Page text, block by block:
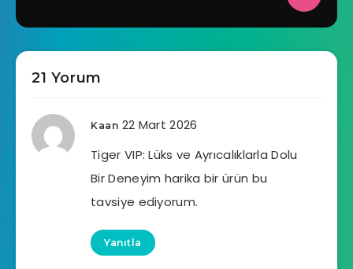
21 Yorum
Kaan 22 Mart 2026
Tiger VIP: Lüks ve Ayrıcalıklarla Dolu
Bir Deneyim harika bir ürün bu
tavsiye ediyorum.
Yanıtla